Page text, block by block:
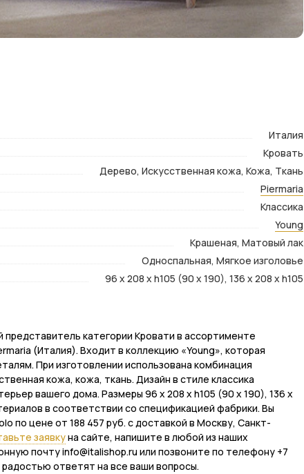
Италия
Кровать
Дерево, Искусственная кожа, Кожа, Ткань
Piermaria
Классика
Young
Крашеная, Матовый лак
Односпальная, Мягкое изголовье
96 x 208 x h105 (90 x 190), 136 x 208 x h105
категории Кровати в ассортименте
(Италия). Входит в коллекцию «Young», которая
При изготовлении использована комбинация
кожа, кожа, ткань. Дизайн в стиле классика
вашего дома. Размеры 96 x 208 x h105 (90 x 190), 136 x
в соответствии со спецификацией фабрики. Вы
по цене от 188 457 руб. с доставкой в Москву, Санкт-
заявкуна сайте, напишите в любой из наших
почту info@italishop.ru или позвоните по телефону +7
ответят на все ваши вопросы.